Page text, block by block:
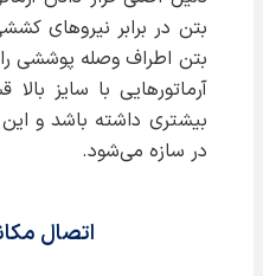
بتن در برابر نیروهای
بتن اطراف وصله پوششی
آرماتورهایی با سایز
بیشتری داشته باشد و
در سازه می‌شود.
اتصال